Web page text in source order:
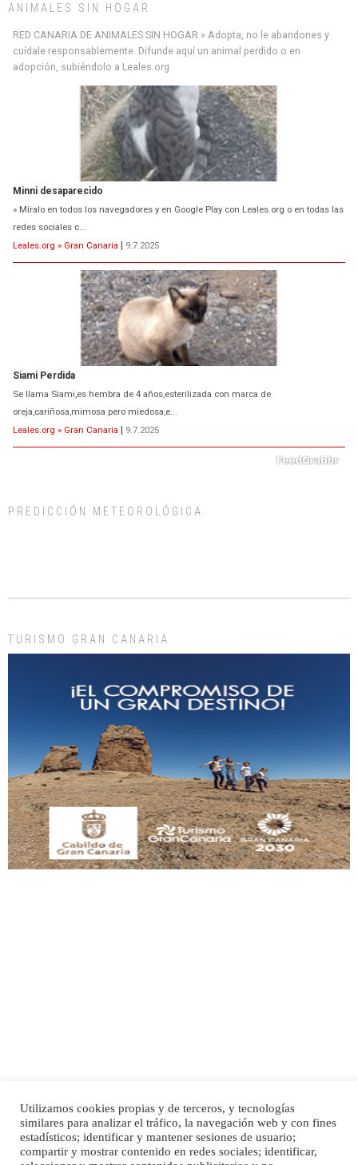
ANIMALES SIN HOGAR
RED CANARIA DE ANIMALES SIN HOGAR » Adopta, no le abandones y
cuídale responsablemente. Difunde aquí un animal perdido o en
adopción, subiéndolo a Leales.org
Minni desaparecido
» Míralo en todos los navegadores y en Google Play con Leales.org o en todas las
redes sociales c...
Leales.org » Gran Canaria | 9.7.2025
Siami Perdida
Se llama Siami,es hembra de 4 años,esterilizada con marca de
oreja,cariñosa,mimosa pero miedosa,e...
Leales.org » Gran Canaria | 9.7.2025
días, ella incluida...
Gato manso encontrado
Este gato macho ha aparecido en la calle hace menos de un mes, es muy
manso y extremadamente cari...
Leales.org » Gran Canaria | 9.7.2025
SHIBA PERDIDO AVDA JOSE MESA Y LOPEZ
PERRO MACHO RAZA SHIBA CON MICROCHIP PERDIDO HOY 06/07/2025 ZONA
MESA Y LOPEZ. ES MUY ASUSTADIZO
PREDICCIÓN METEOROLÓGICA
TURISMO GRAN CANARIA
Inicio Publicidad
Política de privacidad
Aviso Legal
Cláusula de Cookies
Utilizamos cookies propias y de terceros, y tecnologías
similares para analizar el tráfico, la navegación web y con fines
estadísticos; identificar y mantener sesiones de usuario;
compartir y mostrar contenido en redes sociales; identificar,